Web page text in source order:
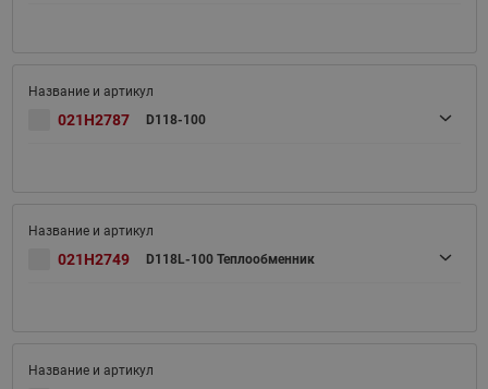
021H2787 D118-100
021H2749 D118L-100 Теплообменник